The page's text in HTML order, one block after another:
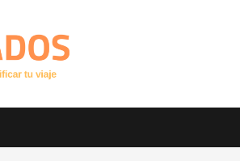
visados de viaje en